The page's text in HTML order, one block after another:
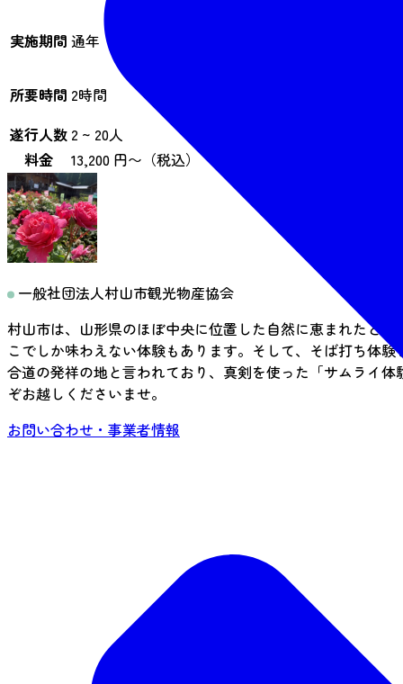
実施期間 通年
所要時間 2時間
遂行人数 2 ~ 20人
料金
13,200 円〜（税込）
一般社団法人村山市観光物産協会
村山市は、山形県のほぼ中央に位置した自然に恵まれたと
こでしか味わえない体験もあります。そして、そば打ち体
合道の発祥の地と言われており、真剣を使った「サムライ
ぞお越しくださいませ。
お問い合わせ・事業者情報